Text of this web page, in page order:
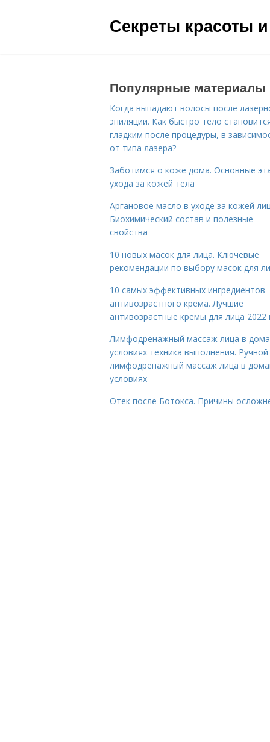
Секреты красоты
Популярные материалы
Когда выпадают волосы после
эпиляции. Как быстро тело
гладким после процедуры, в
от типа лазера?
Заботимся о коже дома. Основные
ухода за кожей тела
Аргановое масло в уходе за кожей
Биохимический состав и полезные
свойства
10 новых масок для лица. Ключевые
рекомендации по выбору масок для
10 самых эффективных ингредиентов
антивозрастного крема. Лучшие
антивозрастные кремы для лица 2022
Лимфодренажный массаж лица в
условиях техника выполнения. Ручной
лимфодренажный массаж лица в
условиях
Отек после Ботокса. Причины